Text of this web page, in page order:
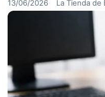
13/06/2026 La Tienda de